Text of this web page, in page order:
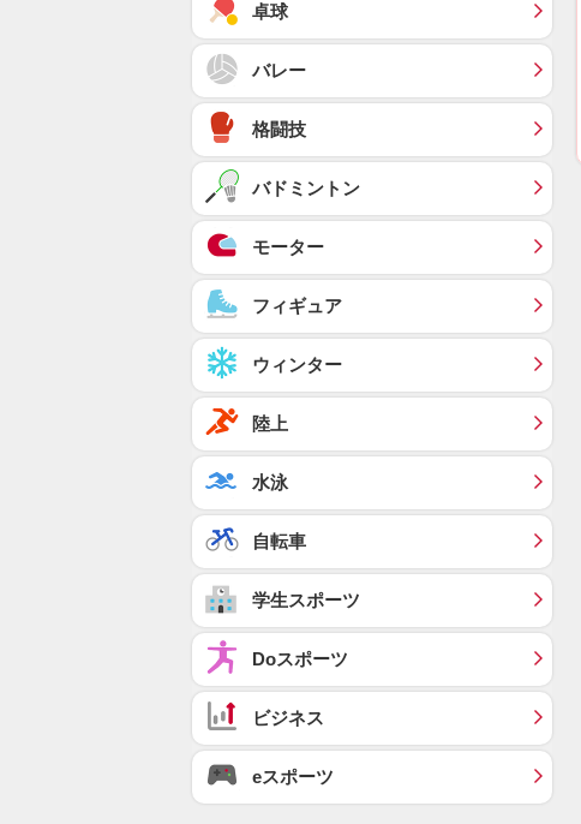
卓球
バレー
格闘技
バドミントン
モーター
フィギュア
ウィンター
陸上
水泳
自転車
学生スポーツ
Doスポーツ
ビジネス
eスポーツ